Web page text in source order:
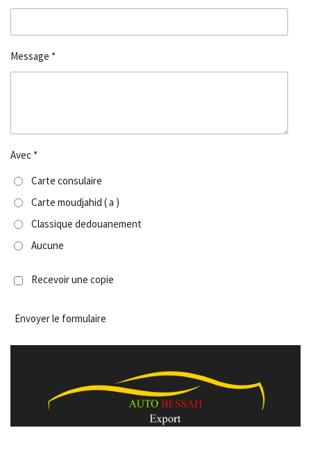
Message *
Avec *
Carte consulaire
Carte moudjahid ( a )
Classique dedouanement
Aucune
Recevoir une copie
Envoyer le formulaire